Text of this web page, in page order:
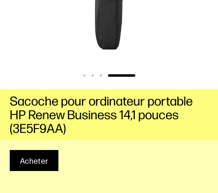
Acheter
Sacoche pour ordinateur portable
HP Renew Business 14,1 pouces
(3E5F9AA)